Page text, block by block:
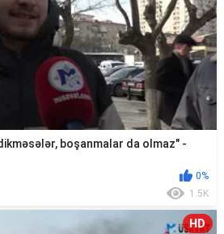
boşanmalar da olmaz" -
0%
1.5K
HD